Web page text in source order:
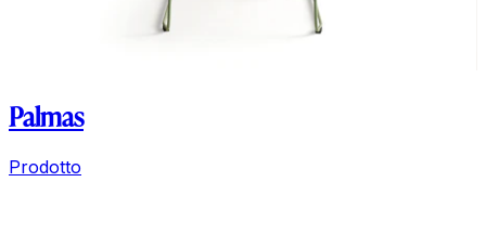
Palmas
Prodotto